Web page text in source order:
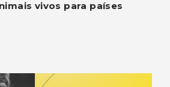
vivos para países